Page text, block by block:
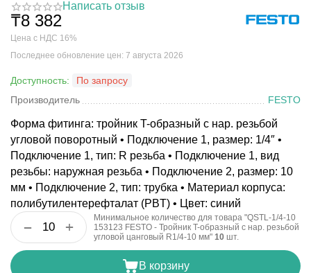
Написать отзыв
₸8 382
Цена с НДС 16%
Последнее обновление цен: 7 августа 2026
Доступность:
По запросу
Производитель
FESTO
Форма фитинга: тройник T-образный с нар. резьбой
угловой поворотный • Подключение 1, размер: 1/4″ •
Подключение 1, тип: R резьба • Подключение 1, вид
резьбы: наружная резьба • Подключение 2, размер: 10
мм • Подключение 2, тип: трубка • Материал корпуса:
полибутилентерефталат (PBT) • Цвет: синий
+
−
Минимальное количество для товара "QSTL-1/4-10
153123 FESTO - Тройник T-образный с нар. резьбой
угловой цанговый R1/4-10 мм" 10 шт.
В корзину